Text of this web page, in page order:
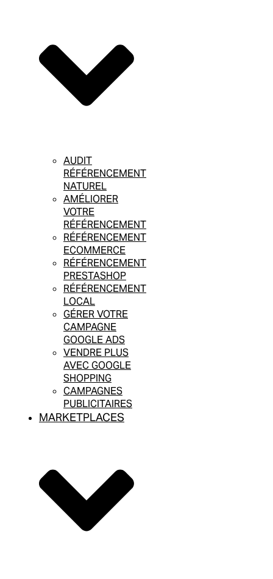
AUDIT
RÉFÉRENCEMENT
NATUREL
AMÉLIORER
VOTRE
RÉFÉRENCEMENT
RÉFÉRENCEMENT
ECOMMERCE
RÉFÉRENCEMENT
PRESTASHOP
RÉFÉRENCEMENT
LOCAL
GÉRER VOTRE
CAMPAGNE
GOOGLE ADS
VENDRE PLUS
AVEC GOOGLE
SHOPPING
CAMPAGNES
PUBLICITAIRES
MARKETPLACES